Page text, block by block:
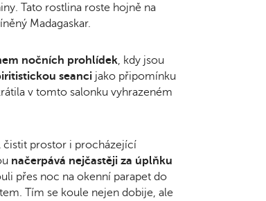
Tato rostlina roste hojně na
Madagaskar.
nočních prohlídek, kdy jsou
seancijako připomínku
v tomto salonku vyhrazeném
čistit prostor i procházející
načerpává nejčastěji za úplňku
přes noc na okenní parapet do
Tím se koule nejen dobije, ale